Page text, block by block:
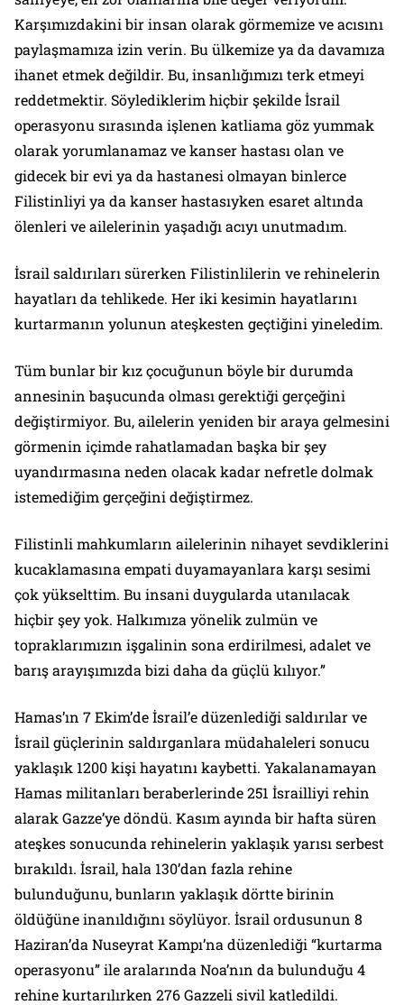
Karşımızdakini bir insan olarak görmemize ve acısını
paylaşmamıza izin verin. Bu ülkemize ya da davamıza
ihanet etmek değildir. Bu, insanlığımızı terk etmeyi
reddetmektir. Söylediklerim hiçbir şekilde İsrail
operasyonu sırasında işlenen katliama göz yummak
olarak yorumlanamaz ve kanser hastası olan ve
gidecek bir evi ya da hastanesi olmayan binlerce
Filistinliyi ya da kanser hastasıyken esaret altında
ölenleri ve ailelerinin yaşadığı acıyı unutmadım.
İsrail saldırıları sürerken Filistinlilerin ve rehinelerin
hayatları da tehlikede. Her iki kesimin hayatlarını
kurtarmanın yolunun ateşkesten geçtiğini yineledim.
Tüm bunlar bir kız çocuğunun böyle bir durumda
annesinin başucunda olması gerektiği gerçeğini
değiştirmiyor. Bu, ailelerin yeniden bir araya gelmesini
görmenin içimde rahatlamadan başka bir şey
uyandırmasına neden olacak kadar nefretle dolmak
istemediğim gerçeğini değiştirmez.
Filistinli mahkumların ailelerinin nihayet sevdiklerini
kucaklamasına empati duyamayanlara karşı sesimi
çok yükselttim. Bu insani duygularda utanılacak
hiçbir şey yok. Halkımıza yönelik zulmün ve
topraklarımızın işgalinin sona erdirilmesi, adalet ve
barış arayışımızda bizi daha da güçlü kılıyor.”
Hamas’ın 7 Ekim’de İsrail’e düzenlediği saldırılar ve
İsrail güçlerinin saldırganlara müdahaleleri sonucu
yaklaşık 1200 kişi hayatını kaybetti. Yakalanamayan
Hamas militanları beraberlerinde 251 İsrailliyi rehin
alarak Gazze’ye döndü. Kasım ayında bir hafta süren
ateşkes sonucunda rehinelerin yaklaşık yarısı serbest
bırakıldı. İsrail, hala 130’dan fazla rehine
bulunduğunu, bunların yaklaşık dörtte birinin
öldüğüne inanıldığını söylüyor. İsrail ordusunun 8
Haziran’da Nuseyrat Kampı’na düzenlediği “kurtarma
operasyonu” ile aralarında Noa’nın da bulunduğu 4
rehine kurtarılırken 276 Gazzeli sivil katledildi.